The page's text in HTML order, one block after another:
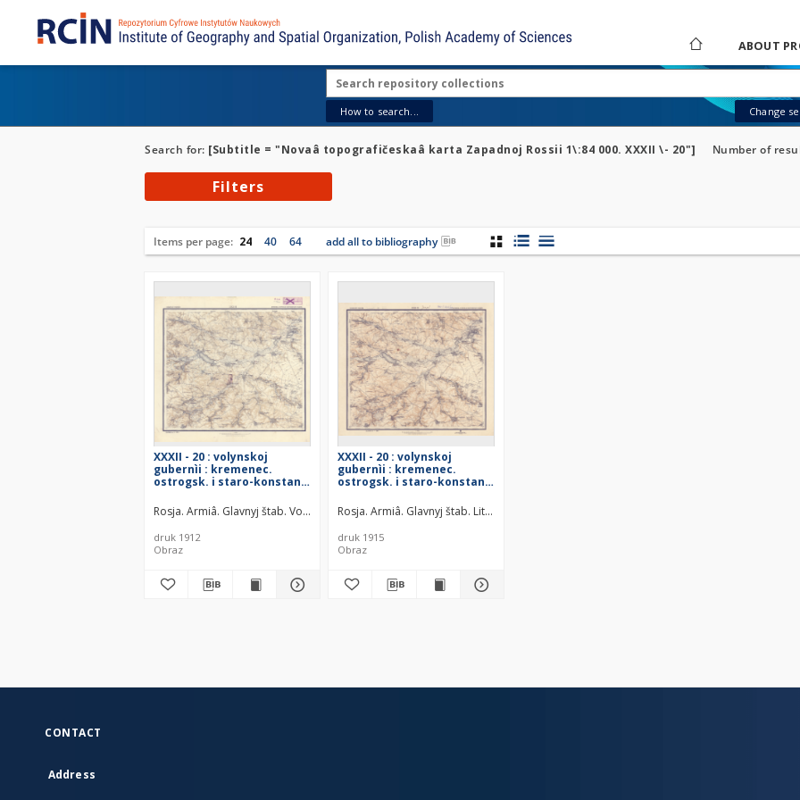
ABOUT
How to search... Change
Search for: [Subtitle = "Novaâ topografičeskaâ karta Zapadnoj Rossii 1\:84 000. XXXII \- 20"] Number of
Filters
Items per page: 24 40 64 add all to bibliography
XXXII - 20 : volynskoj
gubernìi : kremenec.
ostrogsk. i staro-konstant.
Rosja. Armiâ. Glavnyj štab. Voenno-topografičeskij otdel Rosja. Armiâ. Glavnyj štab. Litografìâ kartografičeskago zavedenìâ
druk 1912
Obraz
XXXII - 20 : volynskoj
gubernìi : kremenec.
ostrogsk. i staro-konstant.
Rosja. Armiâ. Glavnyj štab. Litografìâ kartografičeskago zavedenìâ. Wydawca
druk 1915
Obraz
CONTACT
Address